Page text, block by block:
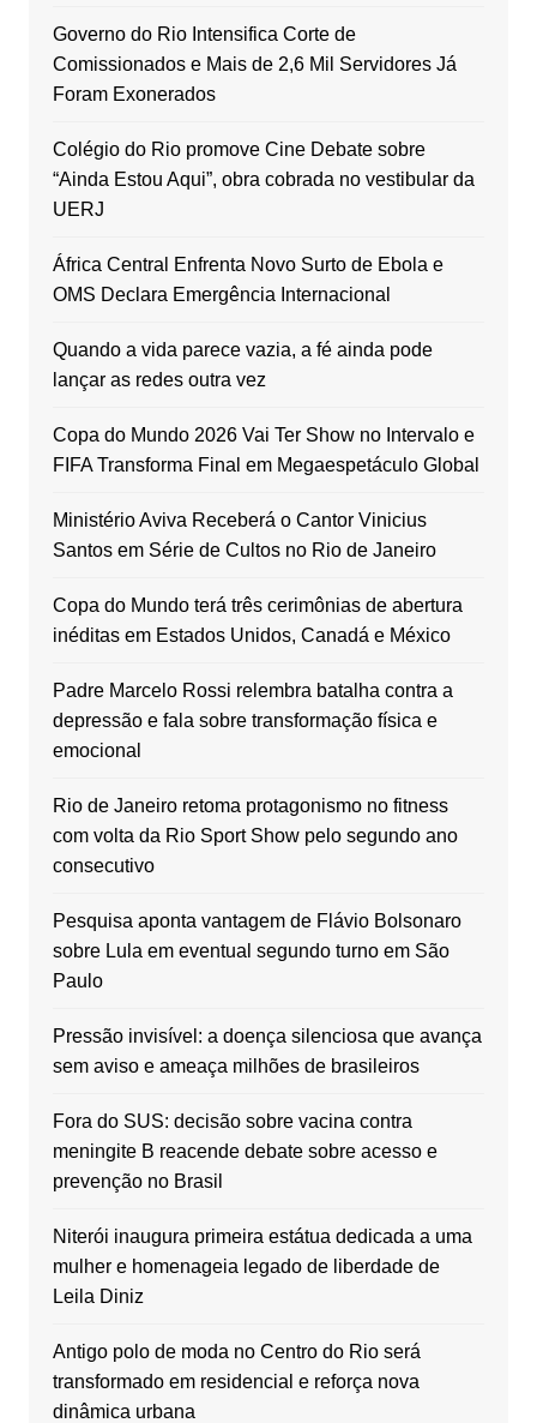
Governo do Rio Intensifica Corte de
Comissionados e Mais de 2,6 Mil Servidores Já
Foram Exonerados
Colégio do Rio promove Cine Debate sobre
“Ainda Estou Aqui”, obra cobrada no vestibular da
UERJ
África Central Enfrenta Novo Surto de Ebola e
OMS Declara Emergência Internacional
Quando a vida parece vazia, a fé ainda pode
lançar as redes outra vez
Copa do Mundo 2026 Vai Ter Show no Intervalo e
FIFA Transforma Final em Megaespetáculo Global
Ministério Aviva Receberá o Cantor Vinicius
Santos em Série de Cultos no Rio de Janeiro
Copa do Mundo terá três cerimônias de abertura
inéditas em Estados Unidos, Canadá e México
Padre Marcelo Rossi relembra batalha contra a
depressão e fala sobre transformação física e
emocional
Rio de Janeiro retoma protagonismo no fitness
com volta da Rio Sport Show pelo segundo ano
consecutivo
Pesquisa aponta vantagem de Flávio Bolsonaro
sobre Lula em eventual segundo turno em São
Paulo
Pressão invisível: a doença silenciosa que avança
sem aviso e ameaça milhões de brasileiros
Fora do SUS: decisão sobre vacina contra
meningite B reacende debate sobre acesso e
prevenção no Brasil
Niterói inaugura primeira estátua dedicada a uma
mulher e homenageia legado de liberdade de
Leila Diniz
Antigo polo de moda no Centro do Rio será
transformado em residencial e reforça nova
dinâmica urbana